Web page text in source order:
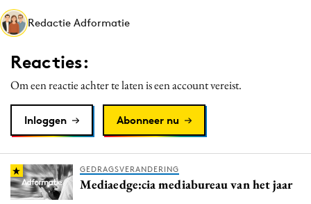
Martech
Media
Merkstrategie
Purpose Marketing
Reputatie & crisis
Redactie Adformatie
Reacties:
Om een reactie achter te laten is een account vereist.
Inloggen Abonneer nu
GEDRAGSVERANDERING
Mediaedge:cia mediabureau van het jaar